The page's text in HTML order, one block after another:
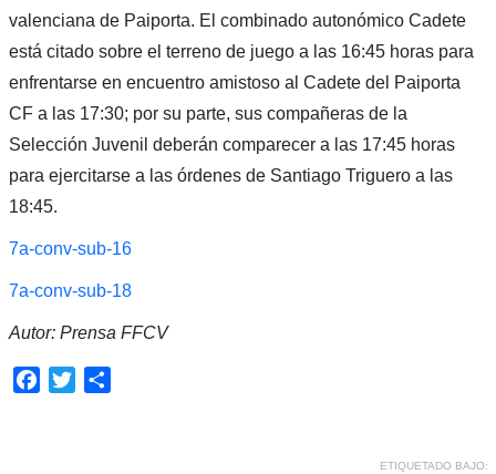
valenciana de Paiporta. El combinado autonómico Cadete
está citado sobre el terreno de juego a las 16:45 horas para
enfrentarse en encuentro amistoso al Cadete del Paiporta
CF a las 17:30; por su parte, sus compañeras de la
Selección Juvenil deberán comparecer a las 17:45 horas
para ejercitarse a las órdenes de Santiago Triguero a las
18:45.
7a-conv-sub-16
7a-conv-sub-18
Autor: Prensa FFCV
Facebook
Twitter
ETIQUETADO BAJO: